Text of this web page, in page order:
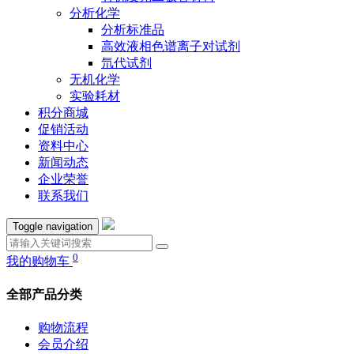
分析化学
分析标准品
高效液相色谱离子对试剂
氘代试剂
无机化学
实验耗材
积分商城
促销活动
资料中心
新闻动态
企业荣誉
联系我们
Toggle navigation
我的购物车 0
全部产品分类
购物流程
会员介绍